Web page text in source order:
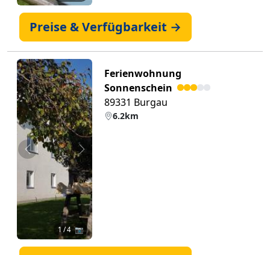
Preise & Verfügbarkeit →
Zurück Weiter
1 / 4 📷
Ferienwohnung
Sonnenschein
89331 Burgau
6.2km